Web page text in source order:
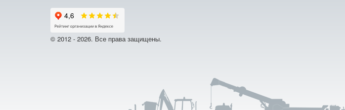
© 2012 - 2026. Все права защищены.